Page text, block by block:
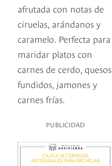
afrutada con notas de
ciruelas, arándanos y
caramelo. Perfecta para
maridar platos con
carnes de cerdo, quesos
fundidos, jamones y
carnes frías.
PUBLICIDAD